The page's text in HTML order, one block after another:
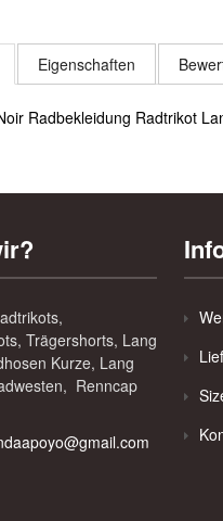
Eigenschaften
Radbekleidung Radtrikot
Trägershorts, Lang
Kurze, Lang
Renncap